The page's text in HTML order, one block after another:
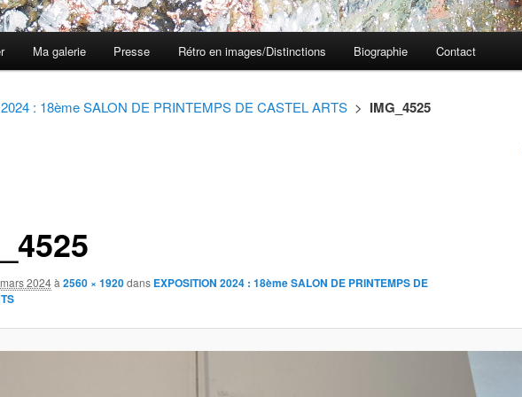
Ma galerie Presse Rétro en images/Distinctions Biographie Contact
: 18ème SALON DE PRINTEMPS DE CASTEL ARTS > IMG_4525
2024à 2560 × 1920dans EXPOSITION 2024 : 18ème SALON DE PRINTEMPS DE